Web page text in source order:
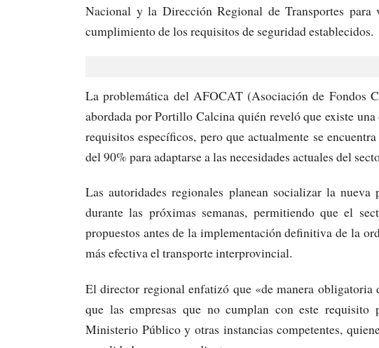
Nacional y la Dirección Regional de Transportes
cumplimiento de los requisitos de seguridad establecidos.
La problemática del AFOCAT (Asociación de Fondos
abordada por Portillo Calcina quién reveló que existe
requisitos específicos, pero que actualmente se
del 90% para adaptarse a las necesidades actuales del
Las autoridades regionales planean socializar la
durante las próximas semanas, permitiendo que el
propuestos antes de la implementación definitiva de la
más efectiva el transporte interprovincial.
El director regional enfatizó que «de manera
que las empresas que no cumplan con este requisito
Ministerio Público y otras instancias competentes,